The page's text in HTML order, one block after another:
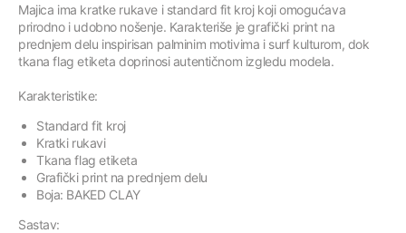
Majica ima kratke rukave i standard fit kroj koji omogućava
prirodno i udobno nošenje. Karakteriše je grafički print na
prednjem delu inspirisan palminim motivima i surf kulturom, dok
tkana flag etiketa doprinosi autentičnom izgledu modela.
Karakteristike:
Standard fit kroj
Kratki rukavi
Tkana flag etiketa
Grafički print na prednjem delu
Boja: BAKED CLAY
Sastav: